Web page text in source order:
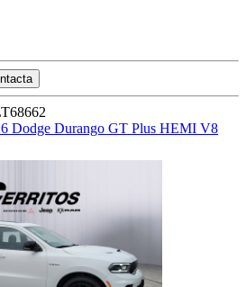
Dodge Durango GT Plus HEMI V8